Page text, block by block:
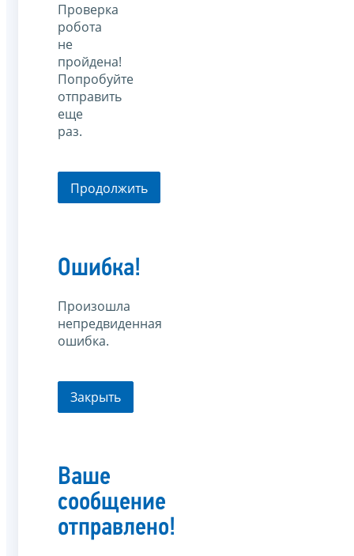
Проверка
робота
не
пройдена!
Попробуйте
отправить
еще
раз.
Продолжить
Ошибка!
Произошла
непредвиденная
ошибка.
Закрыть
Ваше
сообщение
отправлено!